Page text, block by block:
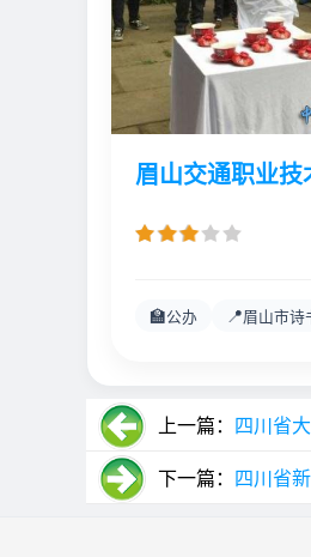
眉山交通职业技
🏫公办 📍眉山市诗
上一篇： 四川省
下一篇： 四川省